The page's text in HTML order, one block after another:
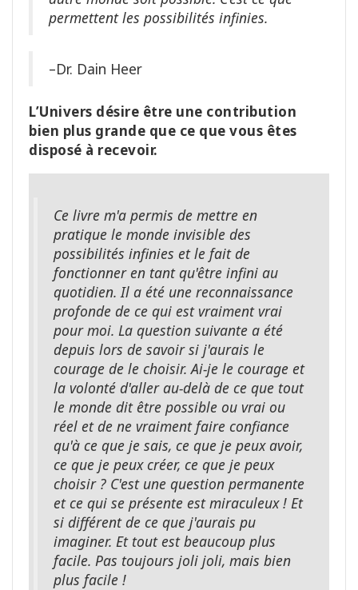
permettent les possibilités infinies.
–Dr. Dain Heer
L’Univers désire être une contribution
bien plus grande que ce que vous êtes
disposé à recevoir.
Ce livre m'a permis de mettre en
pratique le monde invisible des
possibilités infinies et le fait de
fonctionner en tant qu'être infini au
quotidien. Il a été une reconnaissance
profonde de ce qui est vraiment vrai
pour moi. La question suivante a été
depuis lors de savoir si j'aurais le
courage de le choisir. Ai-je le courage et
la volonté d'aller au-delà de ce que tout
le monde dit être possible ou vrai ou
réel et de ne vraiment faire confiance
qu'à ce que je sais, ce que je peux avoir,
ce que je peux créer, ce que je peux
choisir ? C'est une question permanente
et ce qui se présente est miraculeux ! Et
si différent de ce que j'aurais pu
imaginer. Et tout est beaucoup plus
facile. Pas toujours joli joli, mais bien
plus facile !